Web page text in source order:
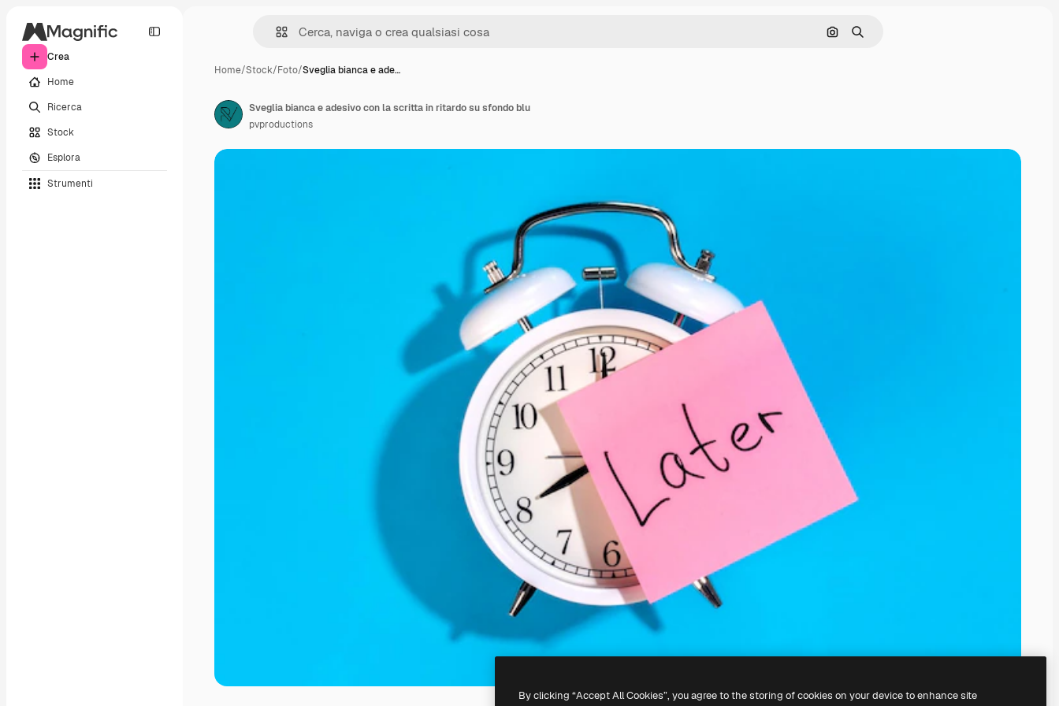
Crea
Home
Ricerca
Stock
Esplora
Strumenti
Cerca per immagine
Ricerca
Home/Stock/Foto/Sveglia bianca e ade…
Sveglia bianca e adesivo con la scritta in ritardo su sfondo blu
pvproductions
By clicking “Accept All Cookies”, you agree to the storing of cookies on your device to enhance site